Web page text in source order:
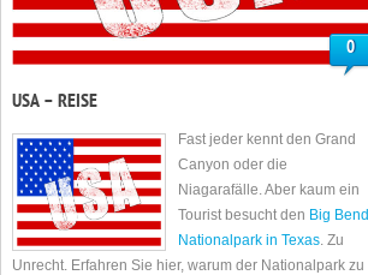
0
USA – REISE
Fast jeder kennt den Grand
Canyon oder die
Niagarafälle. Aber kaum ein
Tourist besucht den Big Bend
Nationalpark in Texas. Zu
Unrecht. Erfahren Sie hier, warum der Nationalpark zu